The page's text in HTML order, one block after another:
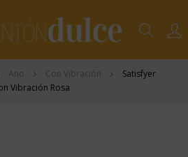
Ano Con Vibración
Satisfyer
Vibración Rosa